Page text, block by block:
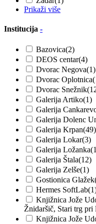
Prikaži više
Institucija -
Bazovica(2)
DEOS centar(4)
Dvorac Negova(1)
Dvorac Oplotnica
Dvorac Snežnik
Galerija Artiko(1)
Galerija
Galerija Dolenc
Galerija Krpan(49)
Galerija Lokar(3)
Galerija Ložanka
Galerija Štala(12)
Galerija Zelše(1)
Gostionica Glažek
Hermes SoftLab
Knjižnica Jože
Žnidaršič, Stari trg pri
Knjižnica Jože